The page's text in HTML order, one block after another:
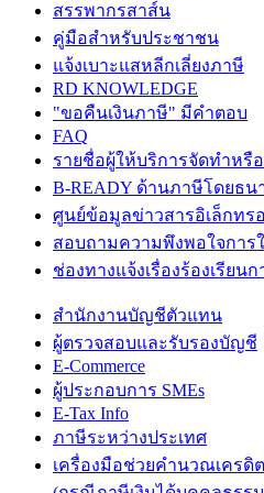
สรรพากรสาส์น
คู่มือสำหรับประชาชน
แจ้งเบาะแสหลีกเลี่ยงภาษี
RD KNOWLEDGE
"ขอคืนเงินภาษี" มีคำตอบ
FAQ
รายชื่อผู้ให้บริการจัดทำหรื
B-READY ด้านภาษีโดยธน
ศูนย์ข้อมูลข่าวสารอิเล็กทร
สอบถามความพึงพอใจการ
ช่องทางแจ้งเรื่องร้องเรีย
สำนักงานบัญชีตัวแทน
ผู้ตรวจสอบและรับรองบัญชี
E-Commerce
ผู้ประกอบการ SMEs
E-Tax Info
ภาษีระหว่างประเทศ
เครื่องมือช่วยคำนวณเครดิ